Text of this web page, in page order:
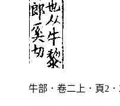
牛部．卷二上．頁2．